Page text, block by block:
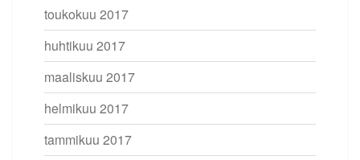
toukokuu 2017
huhtikuu 2017
maaliskuu 2017
helmikuu 2017
tammikuu 2017